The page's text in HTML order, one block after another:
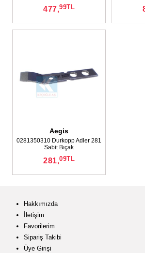
477,99TL
Aegis
0281350310 Durkopp Adler 281
Sabit Bıçak
281,09TL
Hakkımızda
İletişim
Favorilerim
Sipariş Takibi
Üye Girişi